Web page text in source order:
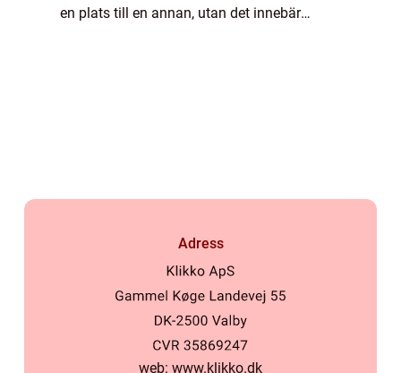
en plats till en annan, utan det innebär
Adress
web: www.klikko.dk